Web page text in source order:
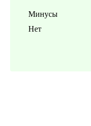
Минусы
Нет